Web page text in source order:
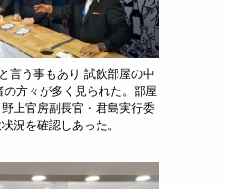
言う事もあり 試飲部屋の中
方々が多く見られた。部屋
上官房副長官・君島実行委
況を確認しあった。